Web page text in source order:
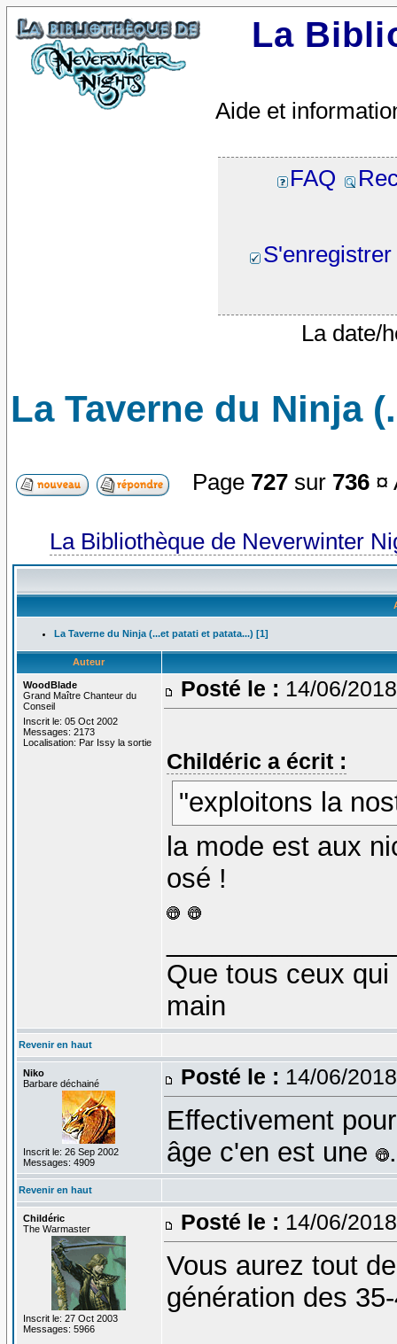
La
Aide et
FAQ
S'enregistrer
La date/
La Taverne du Ninja
Page 727 sur 736 ¤
La Bibliothèque de Neverwinter
La Taverne du Ninja (...et patati et patata...) [1]
Auteur
WoodBlade
Grand Maître Chanteur du
Conseil
Inscrit le: 05 Oct 2002
Messages: 2173
Localisation: Par Issy la sortie
Posté le : 14/06/
Childéric a écrit :
"exploitons la
la mode est aux
osé !
Que tous ceux
main
Revenir en haut
Niko
Barbare déchainé
Inscrit le: 26 Sep 2002
Messages: 4909
Posté le : 14/06/
Effectivement
âge c'en est une
.
Revenir en haut
Childéric
The Warmaster
Inscrit le: 27 Oct 2003
Messages: 5966
Posté le : 14/06/
Vous aurez tout
génération des